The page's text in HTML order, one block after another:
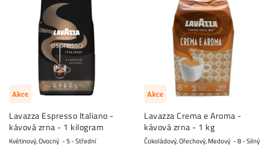
Akce
Lavazza Espresso Italiano -
kávová zrna - 1 kilogram
Květinový, Ovocný 5 - Střední
Akce
Lavazza Crema e Aroma -
kávová zrna - 1 kg
Čokoládový, Ořechový, Medový 8 - Silný